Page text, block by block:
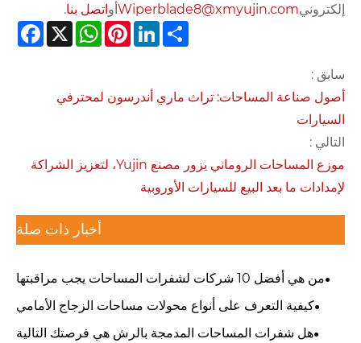
إلكترونيWiperblade8@xmyujin.com أو اتصل بنا.
X
WhatsAppPinterestLinkedInShare
سابق :
أصول صناعة المساحات: تراث ماري أندرسون لمحترفي
السيارات
التالي :
موزع المساحات الروماني يزور مصنع Yujin، لتعزيز الشراكة
لإمدادات ما بعد البيع للسيارات الأوروبية
أخبار ذات صلة
من هي أفضل 10 شركات لشفرات المساحات يجب مراقبتها
في عام 2026؟
كيفية التعرف على أنواع محولات مساحات الزجاج الأمامي
الصحيحة لأي مركبة
هل شفرات المساحات المدمجة بالرش هي فرصتك التالية